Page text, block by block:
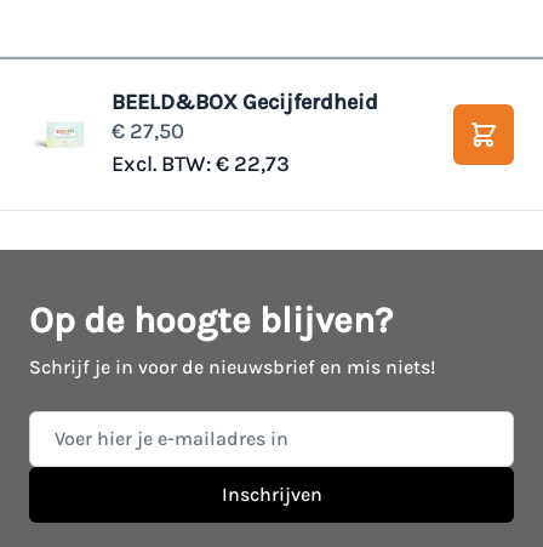
BEELD&BOX Gecijferdheid
€ 27,50
Excl. BTW:€ 22,73
Op de hoogte blijven?
Schrijf je in voor de nieuwsbrief en mis niets!
E-mail adres
Inschrijven